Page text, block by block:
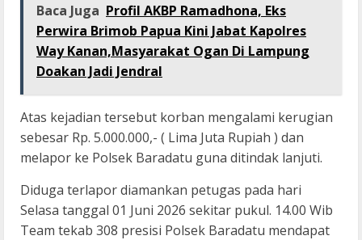
Baca Juga Profil AKBP Ramadhona, Eks
Perwira Brimob Papua Kini Jabat Kapolres
Way Kanan,Masyarakat Ogan Di Lampung
Doakan Jadi Jendral
Atas kejadian tersebut korban mengalami kerugian
sebesar Rp. 5.000.000,- ( Lima Juta Rupiah ) dan
melapor ke Polsek Baradatu guna ditindak lanjuti.
Diduga terlapor diamankan petugas pada hari
Selasa tanggal 01 Juni 2026 sekitar pukul. 14.00 Wib
Team tekab 308 presisi Polsek Baradatu mendapat